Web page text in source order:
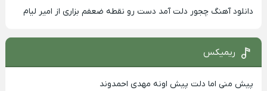
دانلود آهنگ چجور دلت آمد دست رو نقطه ضعفم بزاری از امیر لیام
ریمیکس
پیش منی اما دلت پیش اونه مهدی احمدوند